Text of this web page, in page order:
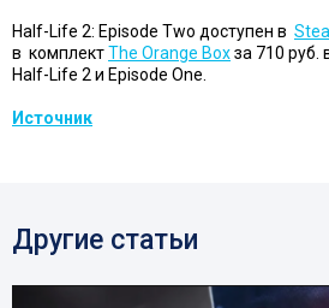
Half-Life 2: Episode Two доступен в
в комплектThe Orange Boxза 710 руб.
Half-Life 2 и Episode One.
Источник
Другие статьи